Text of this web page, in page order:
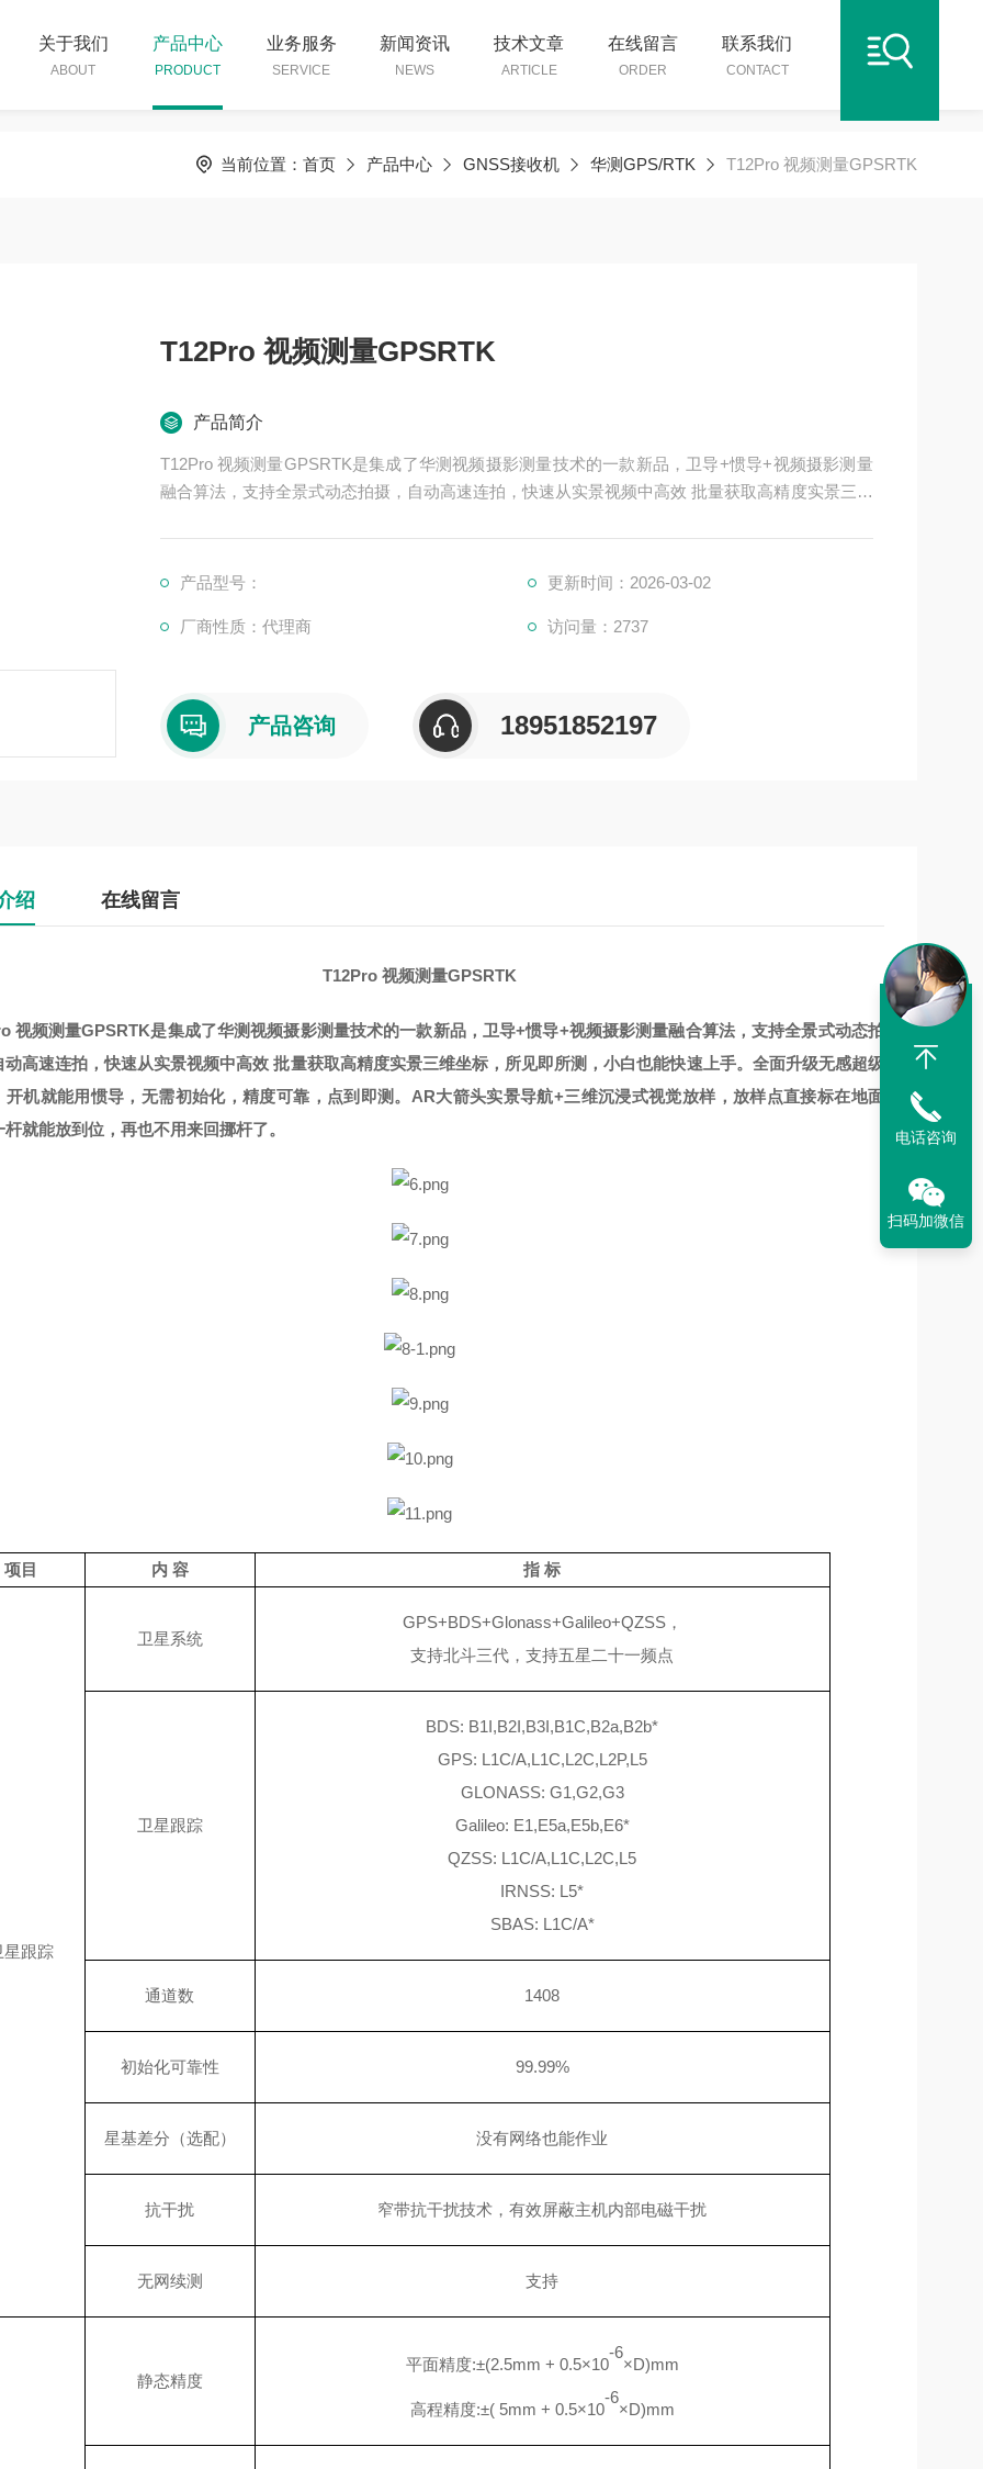
关于我们
ABOUT
产品中心
PRODUCT
业务服务
SERVICE
新闻资讯
NEWS
技术文章
ARTICLE
在线留言
ORDER
联系我们
CONTACT
当前位置： 首页 产品中心 GNSS接收机 华测GPS/RTK T12Pro 视频测量GPSRTK
T12Pro 视频测量GPSRTK
产品简介
T12Pro 视频测量GPSRTK是集成了华测视频摄影测量技术的一款新品，卫导+惯导+视频摄影测量
融合算法，支持全景式动态拍摄，自动高速连拍，快速从实景视频中高效 批量获取高精度实景三维
能放到位，再也不用来回挪杆了。
产品型号： 更新时间：2026-03-02
厂商性质：代理商 访问量：2737
产品咨询 18951852197
绍 在线留言
T12Pro 视频测量GPSRTK
视频测量GPSRTK是集成了华测视频摄影测量技术的一款新品，卫导+惯导+视频摄影测量融合算法，支持全景式动态拍
动高速连拍，快速从实景视频中高效 批量获取高精度实景三维坐标，所见即所测，小白也能快速上手。全面升级无感超级
开机就能用惯导，无需初始化，精度可靠，点到即测。AR大箭头实景导航+三维沉浸式视觉放样，放样点直接标在地面
就能放到位，再也不用来回挪杆了。
项目 内 容 指 标
星跟踪
卫星系统
GPS+BDS+Glonass+Galileo+QZSS，
支持北斗三代，支持五星二十一频点
卫星跟踪
BDS: B1I,B2I,B3I,B1C,B2a,B2b*
GPS: L1C/A,L1C,L2C,L2P,L5
GLONASS: G1,G2,G3
Galileo: E1,E5a,E5b,E6*
QZSS: L1C/A,L1C,L2C,L5
IRNSS: L5*
SBAS: L1C/A*
通道数 1408
初始化可靠性 99.99%
星基差分（选配） 没有网络也能作业
抗干扰 窄带抗干扰技术，有效屏蔽主机内部电磁干扰
无网续测 支持
静态精度
平面精度:±(2.5mm + 0.5×10
-6
×D)mm
高程精度:±( 5mm + 0.5×10
-6
×D)mm
电话咨询
扫码加微信